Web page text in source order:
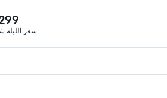
299
سعر الليلة